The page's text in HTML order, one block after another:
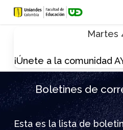
Skip
Martes
¡Únete a la comunidad
Boletines de
Esta es la lista de